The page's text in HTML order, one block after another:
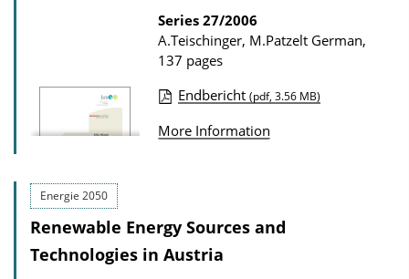
D
o
w
n
o
Series 27/2006
A.Teischinger, M.Patzelt German,
137 pages
u
i
Endbericht (pdf, 3.56 MB)
More Information
Energie 2050
Renewable Energy Sources and
Technologies in Austria